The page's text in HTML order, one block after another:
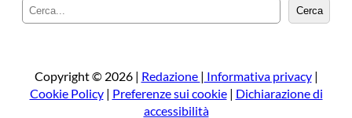
e
a
Cerca
Copyright © 2026 | Redazione | Informativa privacy|
Cookie Policy| Preferenze sui cookie| Dichiarazione di
accessibilità